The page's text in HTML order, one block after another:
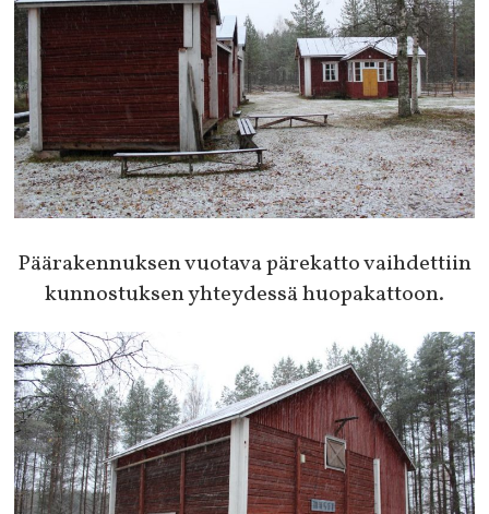
Päärakennuksen vuotava pärekatto vaihdettiin
kunnostuksen yhteydessä huopakattoon.